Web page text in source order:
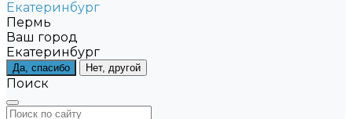
Екатеринбург
Пермь
Ваш город
Екатеринбург
Да, спасибо Нет, другой
Поиск